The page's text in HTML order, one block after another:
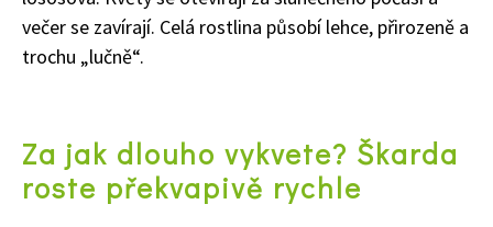
večer se zavírají. Celá rostlina působí lehce, přirozeně a
trochu „lučně“.
Za jak dlouho vykvete? Škarda
roste překvapivě rychle